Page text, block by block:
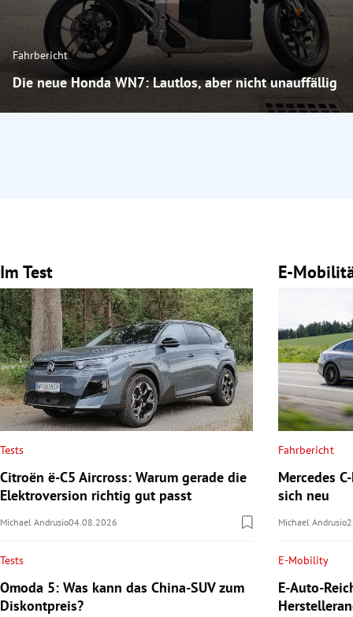
Fahrbericht
Die neue Honda WN7: Lautlos, aber nicht unauffällig
Im Test
Tests
Citroën ë-C5 Aircross: Warum gerade die
Elektroversion richtig gut passt
Michael Andrusio04.08.2026
Tests
Omoda 5: Was kann das China-SUV zum
Diskontpreis?
E-
Fahrbericht
Mercedes
sich neu
Michael Andrusio
E-Mobility
E-Auto-